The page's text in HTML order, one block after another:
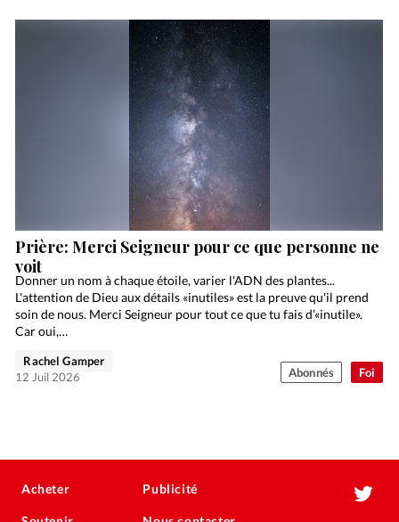
Foi
Prière: Merci Seigneur pour ce que personne ne
voit
Donner un nom à chaque étoile, varier l'ADN des plantes...
L'attention de Dieu aux détails «inutiles» est la preuve qu'il prend
soin de nous. Merci Seigneur pour tout ce que tu fais d’«inutile».
Car oui,…
Rachel Gamper
12 Juil 2026
Abonnés
Acheter Publicité